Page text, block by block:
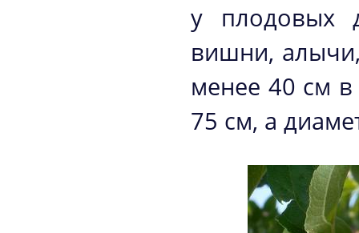
у плодовых
вишни,
менее 40 см
75 см, а